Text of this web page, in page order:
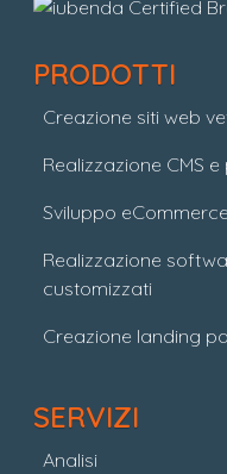
PRODOTTI
Creazione siti web
Realizzazione CMS
Sviluppo eCommerce
Realizzazione
customizzati
Creazione landing
SERVIZI
Analisi